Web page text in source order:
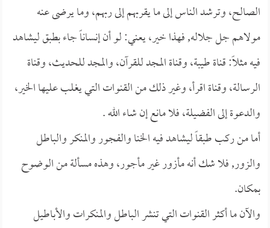
الصالح، وترشد الناس إلى ما يقربهم إلى ربهم، وما يرضى عنه
مولاهم جل جلاله, فهذا خير، يعني: لو أن إنساناً جاء بطبق ليشاهد
فيه مثلاً: قناة طيبة، وقناة المجد للقرآن، والمجد للحديث، وقناة
الرسالة، وقناة اقرأ، وغير ذلك من القنوات التي يغلب عليها الخير،
والدعوة إلى الفضيلة، فلا مانع إن شاء الله .
أما من ركب طبقاً ليشاهد فيه الخنا والفجور والمنكر والباطل
والزور, فلا شك أنه مأزور غير مأجور، وهذه مسألة من الوضوح
بمكان.
والآن ما أكثر القنوات التي تنشر الباطل والمنكرات والأباطيل